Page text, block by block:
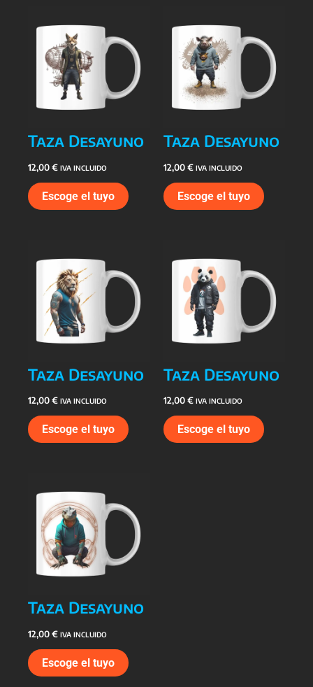
Taza Desayuno
12,00€ IVA INCLUIDO
Escoge el tuyo
Taza Desayuno
12,00€ IVA INCLUIDO
Escoge el tuyo
Taza Desayuno
12,00€ IVA INCLUIDO
Escoge el tuyo
Taza Desayuno
12,00€ IVA INCLUIDO
Escoge el tuyo
Taza Desayuno
12,00€ IVA INCLUIDO
Escoge el tuyo